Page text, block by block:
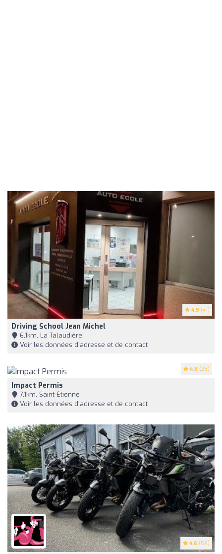
4.9 (41)
Driving School Jean Michel
6,1km, La Talaudière
Voir les données d'adresse et de contact
4.8 (28)
Impact Permis
7,1km, Saint-Étienne
Voir les données d'adresse et de contact
4.6 (59)